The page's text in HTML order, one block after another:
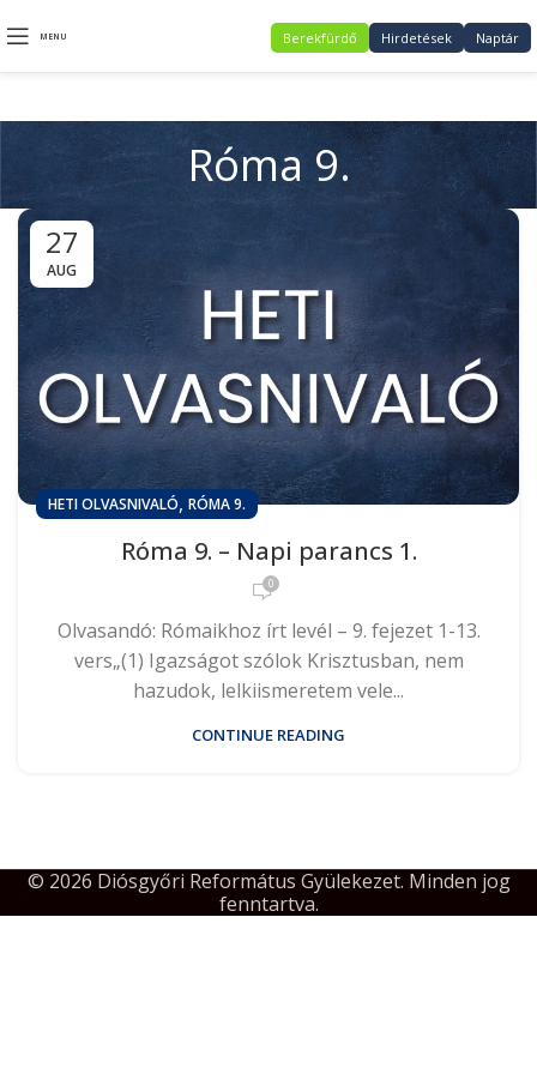
MENU Berekfürdő Hirdetések Naptár
Róma 9.
27
AUG
HETI OLVASNIVALÓ, RÓMA 9.
Róma 9. – Napi parancs 1.
0
Olvasandó: Rómaikhoz írt levél – 9. fejezet 1-13.
vers„(1) Igazságot szólok Krisztusban, nem
hazudok, lelkiismeretem vele...
CONTINUE READING
© 2026 Diósgyőri Református Gyülekezet. Minden jog
fenntartva.